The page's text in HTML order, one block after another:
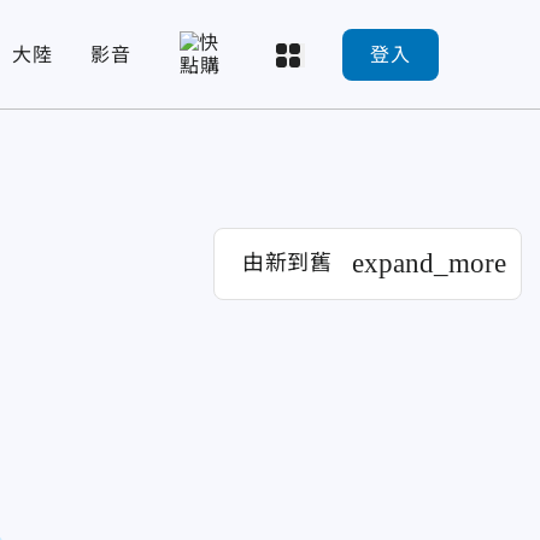
大陸 影音 登入
由新到舊 expand_more